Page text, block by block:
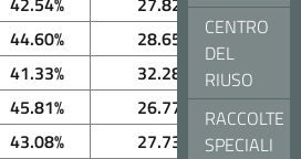
44.60%
28.65
41.33%
32.28
45.81%
26.77
43.08%
27.73
CENTRO
DEL
RIUSO
RACCOLTE
SPECIALI